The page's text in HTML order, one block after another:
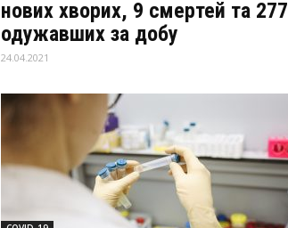
нових хворих, 9 смертей та 277
одужавших за добу
24.04.2021